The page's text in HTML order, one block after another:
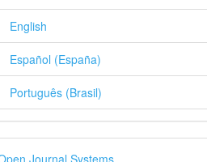
English
Español (España)
Português (Brasil)
Journal Systems